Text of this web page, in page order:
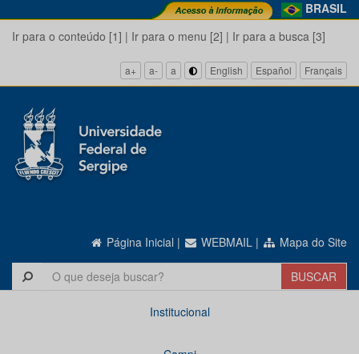
BRASIL
Ir para o conteúdo [1] | Ir para o menu [2] | Ir para a busca [3]
a+ a- a English Español Français
Página Inicial | WEBMAIL | Mapa do Site
Institucional